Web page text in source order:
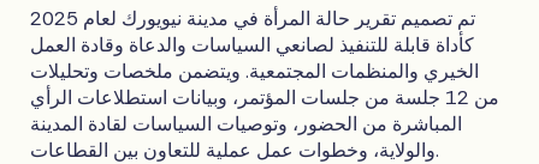
تم تصميم تقرير حالة المرأة في مدينة نيويورك لعام 2025
كأداة قابلة للتنفيذ لصانعي السياسات والدعاة وقادة العمل
الخيري والمنظمات المجتمعية. ويتضمن ملخصات وتحليلات
من 12 جلسة من جلسات المؤتمر، وبيانات استطلاعات الرأي
المباشرة من الحضور، وتوصيات السياسات لقادة المدينة
والولاية، وخطوات عمل عملية للتعاون بين القطاعات.